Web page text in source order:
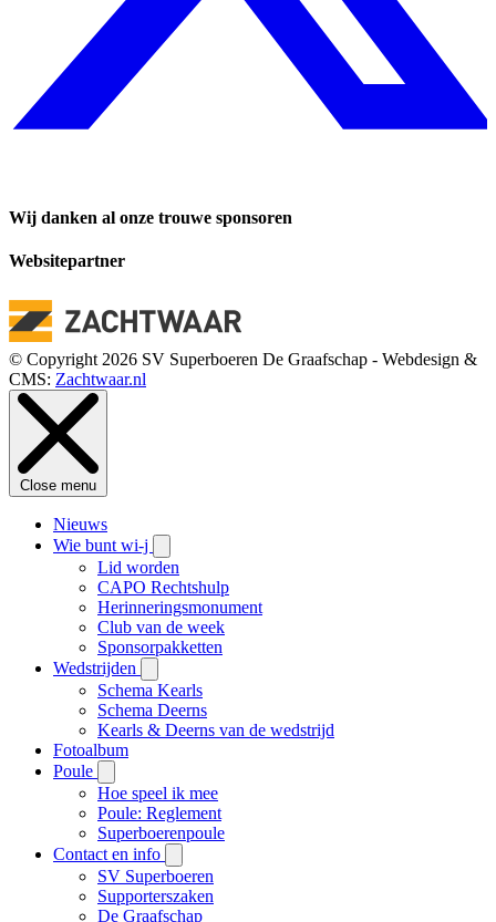
Wij danken al onze trouwe sponsoren
Websitepartner
© Copyright 2026 SV Superboeren De Graafschap - Webdesign &
CMS: Zachtwaar.nl
Close menu
Nieuws
Wie bunt wi-j
Lid worden
CAPO Rechtshulp
Herinneringsmonument
Club van de week
Sponsorpakketten
Wedstrijden
Schema Kearls
Schema Deerns
Kearls & Deerns van de wedstrijd
Fotoalbum
Poule
Hoe speel ik mee
Poule: Reglement
Superboerenpoule
Contact en info
SV Superboeren
Supporterszaken
De Graafschap